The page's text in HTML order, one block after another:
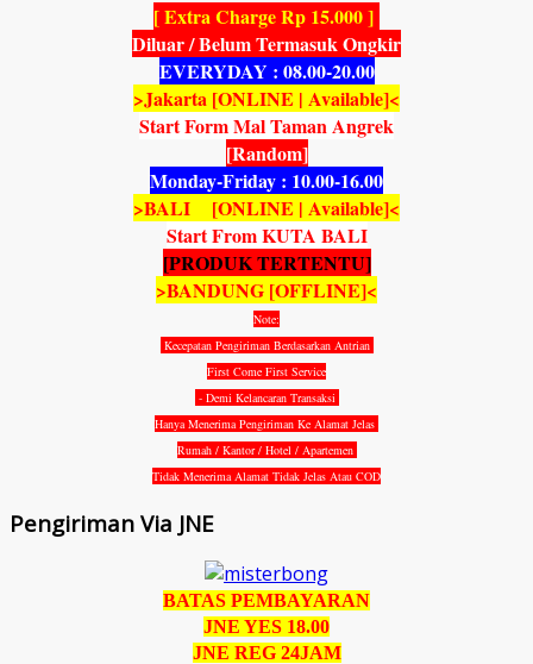
[ Extra Charge Rp 15.000 ]
Diluar / Belum Termasuk Ongkir
EVERYDAY : 08.00-20.00
>Jakarta [ONLINE | Available]<
Start Form Mal Taman Angrek
[Random]
Monday-Friday : 10.00-16.00
>BALI [ONLINE | Available]<
Start From KUTA BALI
[PRODUK TERTENTU]
>BANDUNG [OFFLINE]<
Note:
Kecepatan Pengiriman Berdasarkan Antrian
First Come First Service
- Demi Kelancaran Transaksi
Hanya Menerima Pengiriman Ke Alamat Jelas
Rumah / Kantor / Hotel / Apartemen
Tidak Menerima Alamat Tidak Jelas Atau COD
Pengiriman Via JNE
BATAS PEMBAYARAN
JNE YES 18.00
JNE REG 24JAM